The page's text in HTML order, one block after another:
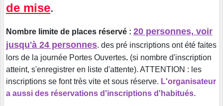
de mise.
Nombre limite de places réservé : 20 personnes, voir
jusqu'à 24 personnes. des pré inscriptions ont été faites
lors de la journée Portes Ouvertes. (si nombre d'inscription
atteint, s'enregistrer en liste d'attente). ATTENTION : les
inscriptions se font très vite et sous réserve. L'organisateur
a aussi des réservations d'inscriptions d'habitués.